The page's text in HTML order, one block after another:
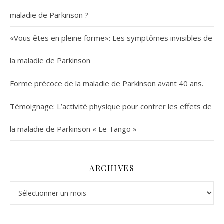
maladie de Parkinson ?
«Vous êtes en pleine forme»: Les symptômes invisibles de
la maladie de Parkinson
Forme précoce de la maladie de Parkinson avant 40 ans.
Témoignage: L’activité physique pour contrer les effets de
la maladie de Parkinson « Le Tango »
ARCHIVES